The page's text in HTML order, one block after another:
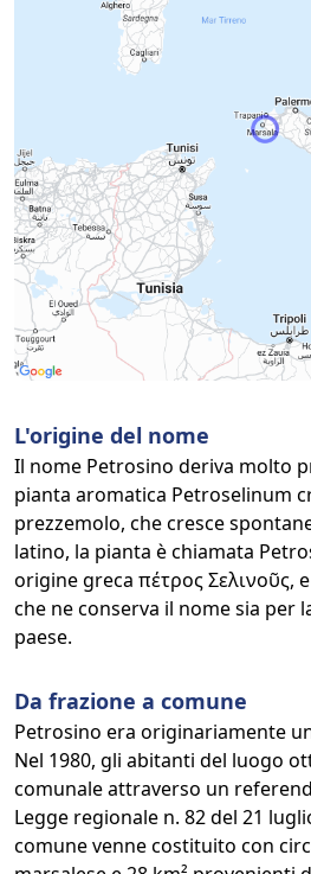
L'origine del nome
Il nome Petrosino deriva molto
pianta aromatica Petroselinum
prezzemolo, che cresce
latino, la pianta è chiamata
origine greca πέτρος Σελινοῦς,
che ne conserva il nome sia per
paese.
Da frazione a comune
Petrosino era originariamente
Nel 1980, gli abitanti del luogo
comunale attraverso un
Legge regionale n. 82 del 21
comune venne costituito con